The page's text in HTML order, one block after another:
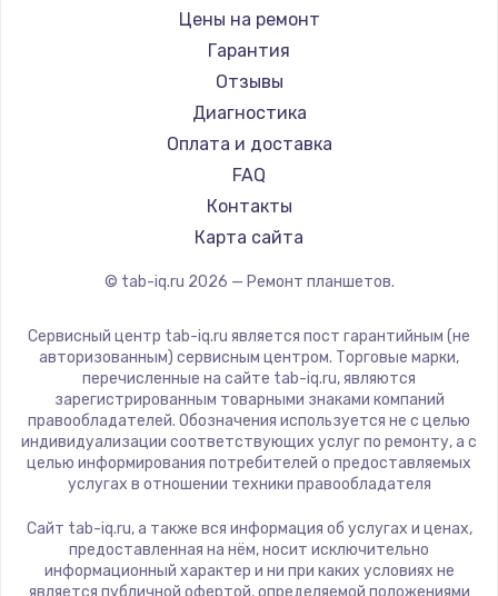
BlackView
Amazon
Aquarius
Philips
Dell
HP
Getac
ZTE
CHUWI
Цены на ремонт
Гарантия
Отзывы
Диагностика
Оплата и доставка
FAQ
Контакты
Карта сайта
© tab-iq.ru 2026 — Ремонт планшетов.
Сервисный центр tab-iq.ru является пост гарантийным (не
авторизованным) сервисным центром. Торговые марки,
перечисленные на сайте tab-iq.ru, являются
зарегистрированным товарными знаками компаний
правообладателей. Обозначения используется не с целью
индивидуализации соответствующих услуг по ремонту, а с
целью информирования потребителей о предоставляемых
услугах в отношении техники правообладателя
Сайт tab-iq.ru, а также вся информация об услугах и ценах,
предоставленная на нём, носит исключительно
информационный характер и ни при каких условиях не
является публичной офертой, определяемой положениями